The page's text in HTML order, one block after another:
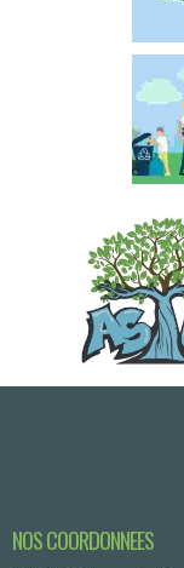
NOS COORDONNEES